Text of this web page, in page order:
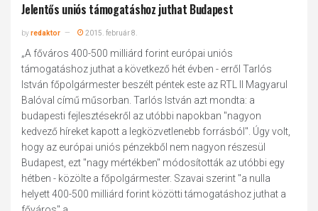
Jelentős uniós támogatáshoz juthat Budapest
byredaktor 2015. február 8.
„A főváros 400-500 milliárd forint európai uniós
támogatáshoz juthat a következő hét évben - erről Tarlós
István főpolgármester beszélt péntek este az RTL II Magyarul
Balóval című műsorban. Tarlós István azt mondta: a
budapesti fejlesztésekről az utóbbi napokban "nagyon
kedvező híreket kapott a legközvetlenebb forrásból". Úgy volt,
hogy az európai uniós pénzekből nem nagyon részesül
Budapest, ezt "nagy mértékben" módosították az utóbbi egy
hétben - közölte a főpolgármester. Szavai szerint "a nulla
helyett 400-500 milliárd forint közötti támogatáshoz juthat a